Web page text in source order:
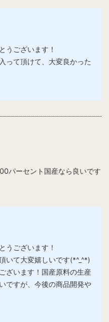
うございます！
って頂けて、大変良かった
パーセント国産なら良いです
うございます！
いて大変嬉しいです(*^_^*)
ざいます！国産原料の生産
ですが、今後の商品開発や